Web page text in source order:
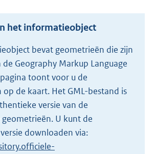
o
t
t
e
:
4
,
1
M
het informatieobject
bevat geometrieën die zijn
Geography Markup Language
pagina toont voor u de
de kaart. Het GML-bestand is
versie van de
U kunt de
downloaden via: